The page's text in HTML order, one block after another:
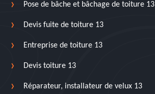
Pose de bâche et bâchage de toiture 13
Devis fuite de toiture 13
Entreprise de toiture 13
Devis toiture 13
Réparateur, installateur de velux 13